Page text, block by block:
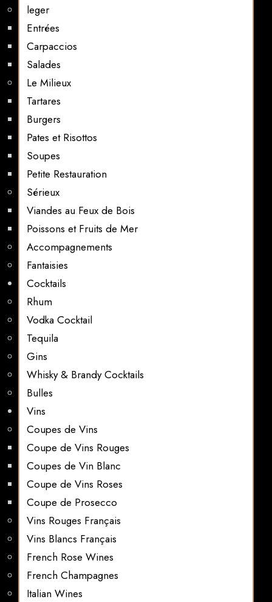
leger
Entrées
Carpaccios
Salades
Le Milieux
Tartares
Burgers
Pates et Risottos
Soupes
Petite Restauration
Sérieux
Viandes au Feux de Bois
Poissons et Fruits de Mer
Accompagnements
Fantaisies
Cocktails
Rhum
Vodka Cocktail
Tequila
Gins
Whisky & Brandy Cocktails
Bulles
Vins
Coupes de Vins
Coupe de Vins Rouges
Coupes de Vin Blanc
Coupe de Vins Roses
Coupe de Prosecco
Vins Rouges Français
Vins Blancs Français
French Rose Wines
French Champagnes
Italian Wines